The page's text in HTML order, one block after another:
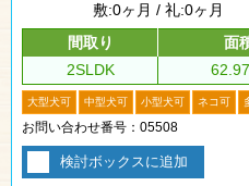
敷:0ヶ月 / 礼:0ヶ月
間取り
面
2SLDK
大型犬可 中型犬可 小型犬可 ネコ可
お問い合わせ番号：05508
検討ボックスに追加